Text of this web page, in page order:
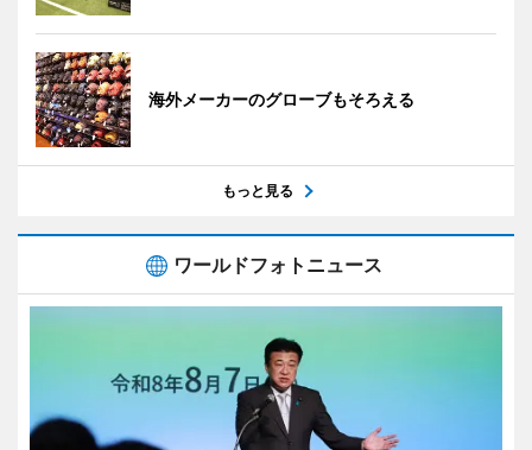
海外メーカーのグローブもそろえる
もっと見る
ワールドフォトニュース